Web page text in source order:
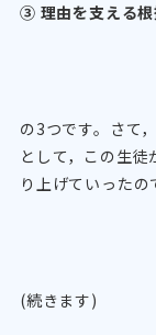
③ 理由を支える
の3つです。さて
として，この生
り上げていったの
(続きます)